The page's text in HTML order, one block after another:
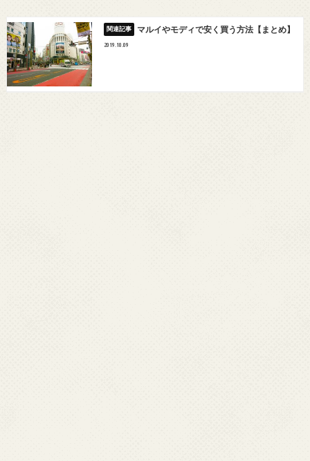
マルイやモディで安く買う方法【まとめ】
2019.10.09